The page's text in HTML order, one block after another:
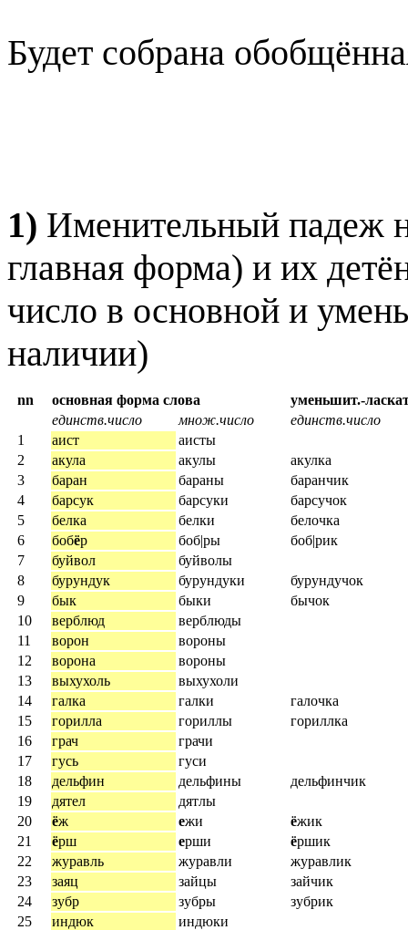
Будет собрана
1) Именительный падеж
главная форма) и их
число в основной и
наличии)
nn основная форма слова
уменьшит.-
единств.число
множ.число
единств.число
1
аист
аисты
2
акула акулы
акулка
3
баран бараны
баранчик
4
барсук барсуки
барсучок
5
белка белки
белочка
6
бобёр боб|ры
боб|рик
7
буйвол
буйволы
8
бурундук бурундуки
бурундучок
9
бык быки
бычок
10
верблюд
верблюды
11
ворон
вороны
12
ворона
вороны
13
выхухоль
выхухоли
14
галка галки
галочка
15
горилла гориллы
гориллка
16
грач
грачи
17
гусь
гуси
18
дельфин дельфины
дельфинчик
19
дятел
дятлы
20
ёж ежи ёжик
21
ёрш ерши ёршик
22
журавль журавли
журавлик
23
заяц зайцы
зайчик
24
зубр зубры
зубрик
25
индюк
индюки